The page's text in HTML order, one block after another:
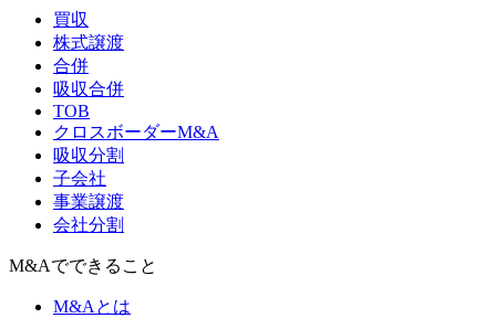
買収
株式譲渡
合併
吸収合併
TOB
クロスボーダーM&A
吸収分割
子会社
事業譲渡
会社分割
M&Aでできること
M&Aとは